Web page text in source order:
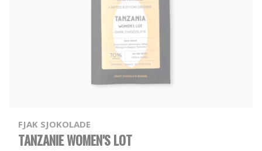
FJAK SJOKOLADE
TANZANIE WOMEN'S LOT